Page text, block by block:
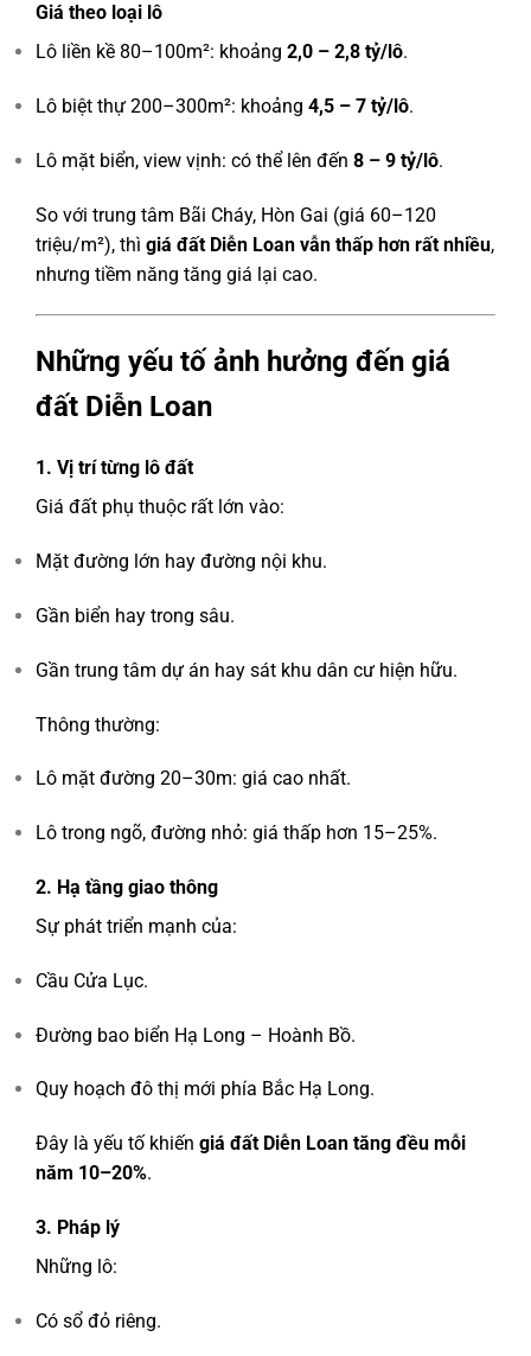
Giá theo loại lô
Lô liền kề 80–100m²: khoảng 2,0 – 2,8 tỷ/lô.
Lô biệt thự 200–300m²: khoảng 4,5 – 7 tỷ/lô.
Lô mặt biển, view vịnh: có thể lên đến 8 – 9 tỷ/lô.
So với trung tâm Bãi Cháy, Hòn Gai (giá 60–120
triệu/m²), thì giá đất Diễn Loan vẫn thấp hơn rất nhiều,
nhưng tiềm năng tăng giá lại cao.
Những yếu tố ảnh hưởng đến giá
đất Diễn Loan
1. Vị trí từng lô đất
Giá đất phụ thuộc rất lớn vào:
Mặt đường lớn hay đường nội khu.
Gần biển hay trong sâu.
Gần trung tâm dự án hay sát khu dân cư hiện hữu.
Thông thường:
Lô mặt đường 20–30m: giá cao nhất.
Lô trong ngõ, đường nhỏ: giá thấp hơn 15–25%.
2. Hạ tầng giao thông
Sự phát triển mạnh của:
Cầu Cửa Lục.
Đường bao biển Hạ Long – Hoành Bồ.
Quy hoạch đô thị mới phía Bắc Hạ Long.
Đây là yếu tố khiến giá đất Diễn Loan tăng đều mỗi
năm 10–20%.
3. Pháp lý
Những lô:
Có sổ đỏ riêng.